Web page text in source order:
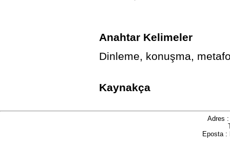
Anahtar Kelimeler
Dinleme, konuşma,
Kaynakça
Adres
Eposta :